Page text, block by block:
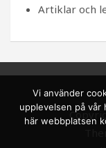
Artiklar och
Vi använder
upplevelsen på vår
här webbplatsen